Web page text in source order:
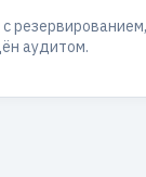
резервированием,
аудитом.